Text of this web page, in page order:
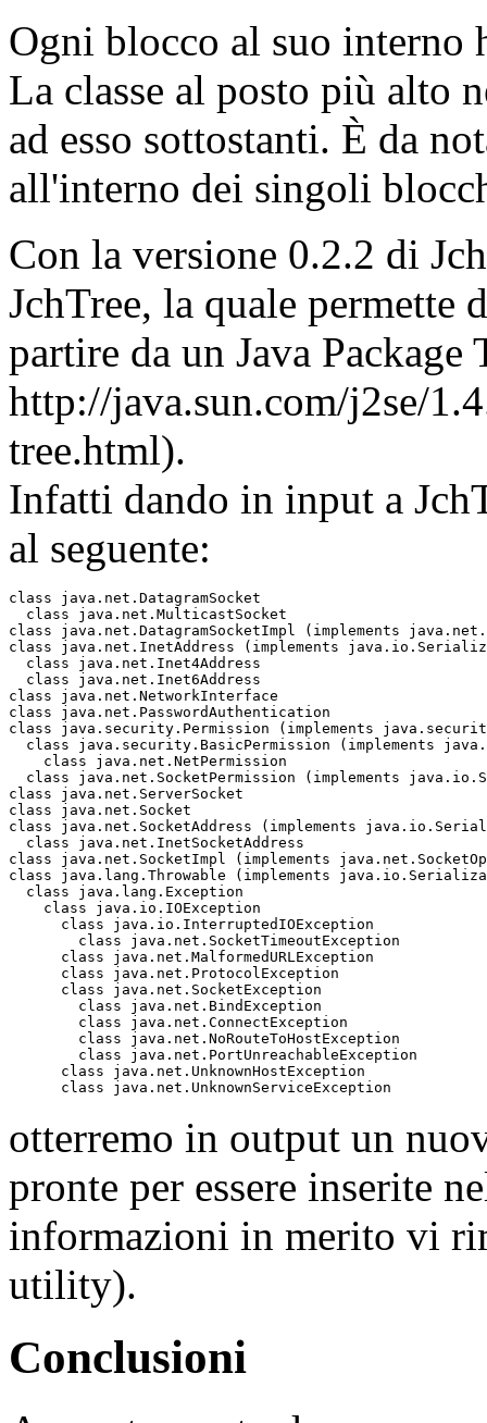
Ogni blocco al suo interno
La classe al posto più alto
ad esso sottostanti. È da
all'interno dei singoli
Con la versione 0.2.2 di
JchTree, la quale permette
partire da un Java Package
http://java.sun.com/j2se/
tree.html).
Infatti dando in input a
al seguente:
class java.net.DatagramSocket
  class java.net.MulticastSocket
class java.net.DatagramSocketImpl (implements
class java.net.InetAddress (implements
  class java.net.Inet4Address
  class java.net.Inet6Address
class java.net.NetworkInterface
class java.net.PasswordAuthentication
class java.security.Permission (implements
class java.security.BasicPermission (implements
    class java.net.NetPermission
class java.net.SocketPermission (implements
class java.net.ServerSocket
class java.net.Socket
class java.net.SocketAddress (implements
  class java.net.InetSocketAddress
class java.net.SocketImpl (implements
class java.lang.Throwable (implements
  class java.lang.Exception
    class java.io.IOException
      class java.io.InterruptedIOException
        class java.net.SocketTimeoutException
      class java.net.MalformedURLException
      class java.net.ProtocolException
      class java.net.SocketException
        class java.net.BindException
        class java.net.ConnectException
        class java.net.NoRouteToHostException
        class java.net.PortUnreachableException
      class java.net.UnknownHostException
      class java.net.UnknownServiceException
otterremo in output un
pronte per essere inserite
informazioni in merito vi
utility).
Conclusioni